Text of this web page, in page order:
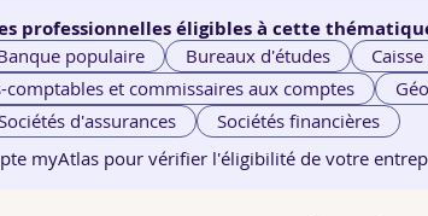
professionnelles éligibles à cette
populaire Bureaux d'études
comptables et commissaires aux comptes
d'assurances
Sociétés financières
myAtlas pour vérifier l'éligibilité de votre